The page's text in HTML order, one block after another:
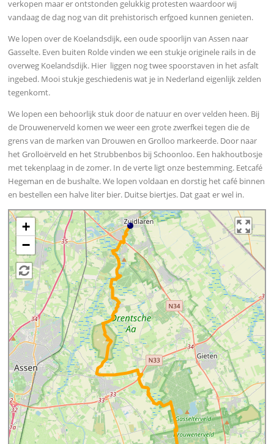
verkopen maar er ontstonden gelukkig protesten waardoor wij
vandaag de dag nog van dit prehistorisch erfgoed kunnen genieten.
We lopen over de Koelandsdijk, een oude spoorlijn van Assen naar
Gasselte. Even buiten Rolde vinden we een stukje originele rails in de
overweg Koelandsdijk. Hier liggen nog twee spoorstaven in het asfalt
ingebed. Mooi stukje geschiedenis wat je in Nederland eigenlijk zelden
tegenkomt.
We lopen een behoorlijk stuk door de natuur en over velden heen. Bij
de Drouwenerveld komen we weer een grote zwerfkei tegen die de
grens van de marken van Drouwen en Grolloo markeerde. Door naar
het Grolloërveld en het Strubbenbos bij Schoonloo. Een hakhoutbosje
met tekenplaag in de zomer. In de verte ligt onze bestemming. Eetcafé
Hegeman en de bushalte. We lopen voldaan en dorstig het café binnen
en bestellen een halve liter bier. Duitse biertjes. Dat gaat er wel in.
+
−